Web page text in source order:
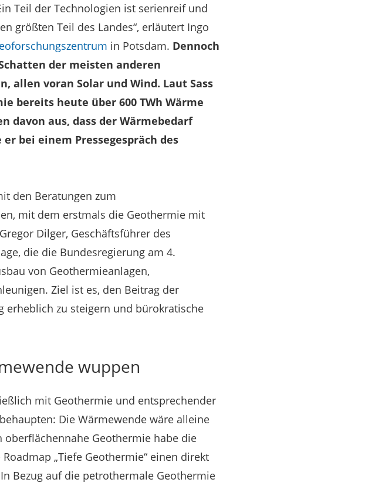
Teil der Technologien ist serienreif und
größten Teil des Landes“, erläutert Ingo
in Potsdam. Dennoch
der meisten anderen
allen voran Solar und Wind. Laut Sass
bereits heute über 600 TWh Wärme
davon aus, dass der Wärmebedarf
bei einem Pressegespräch des
den Beratungen zum
mit dem erstmals die Geothermie mit
Dilger, Geschäftsführer des
die die Bundesregierung am 4.
von Geothermieanlagen,
Ziel ist es, den Beitrag der
erheblich zu steigern und bürokratische
wuppen
mit Geothermie und entsprechender
Die Wärmewende wäre alleine
Geothermie habe die
„Tiefe Geothermie“ einen direkt
Bezug auf die petrothermale Geothermie